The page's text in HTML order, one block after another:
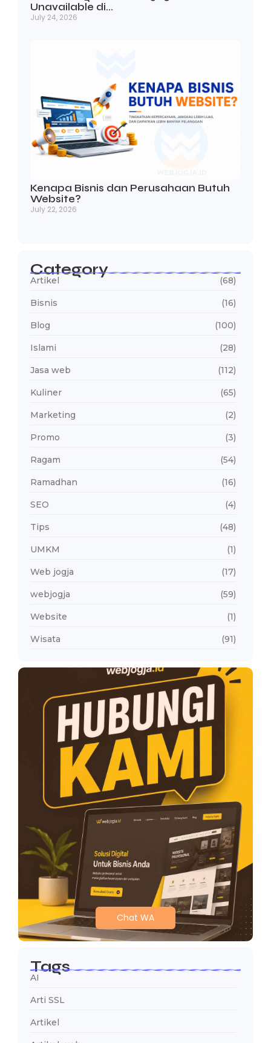
Unavailable di…
July 24, 2026
Kenapa Bisnis dan Perusahaan Butuh
Website?
July 22, 2026
Category
Artikel (68)
Bisnis (16)
Blog (100)
Islami (28)
Jasa web (112)
Kuliner (65)
Marketing (2)
Promo (3)
Ragam (54)
Ramadhan (16)
SEO (4)
Tips (48)
UMKM (1)
Web jogja (17)
webjogja (59)
Website (1)
Wisata (91)
Chat WA
Tags
AI
Arti SSL
Artikel